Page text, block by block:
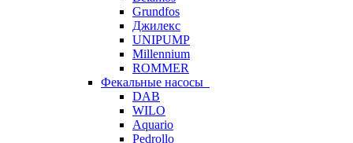
Grundfos
Джилекс
UNIPUMP
Millennium
ROMMER
Фекальные насосы
DAB
WILO
Aquario
Pedrollo